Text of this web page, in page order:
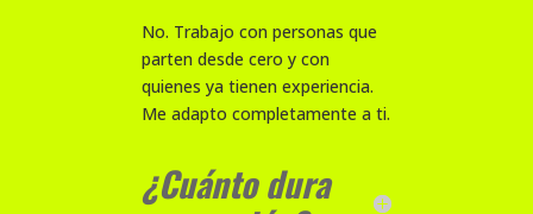
No. Trabajo con personas que
parten desde cero y con
quienes ya tienen experiencia.
Me adapto completamente a ti.
¿Cuánto dura